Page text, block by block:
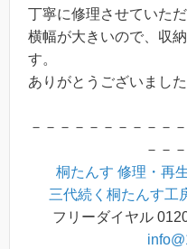
丁寧に修理させていただ
横幅が大きいので、収
す。
ありがとうございました
－－－－－－－－－－
－－
桐たんす 修理・再
三代続く桐たんす工
フリーダイヤル